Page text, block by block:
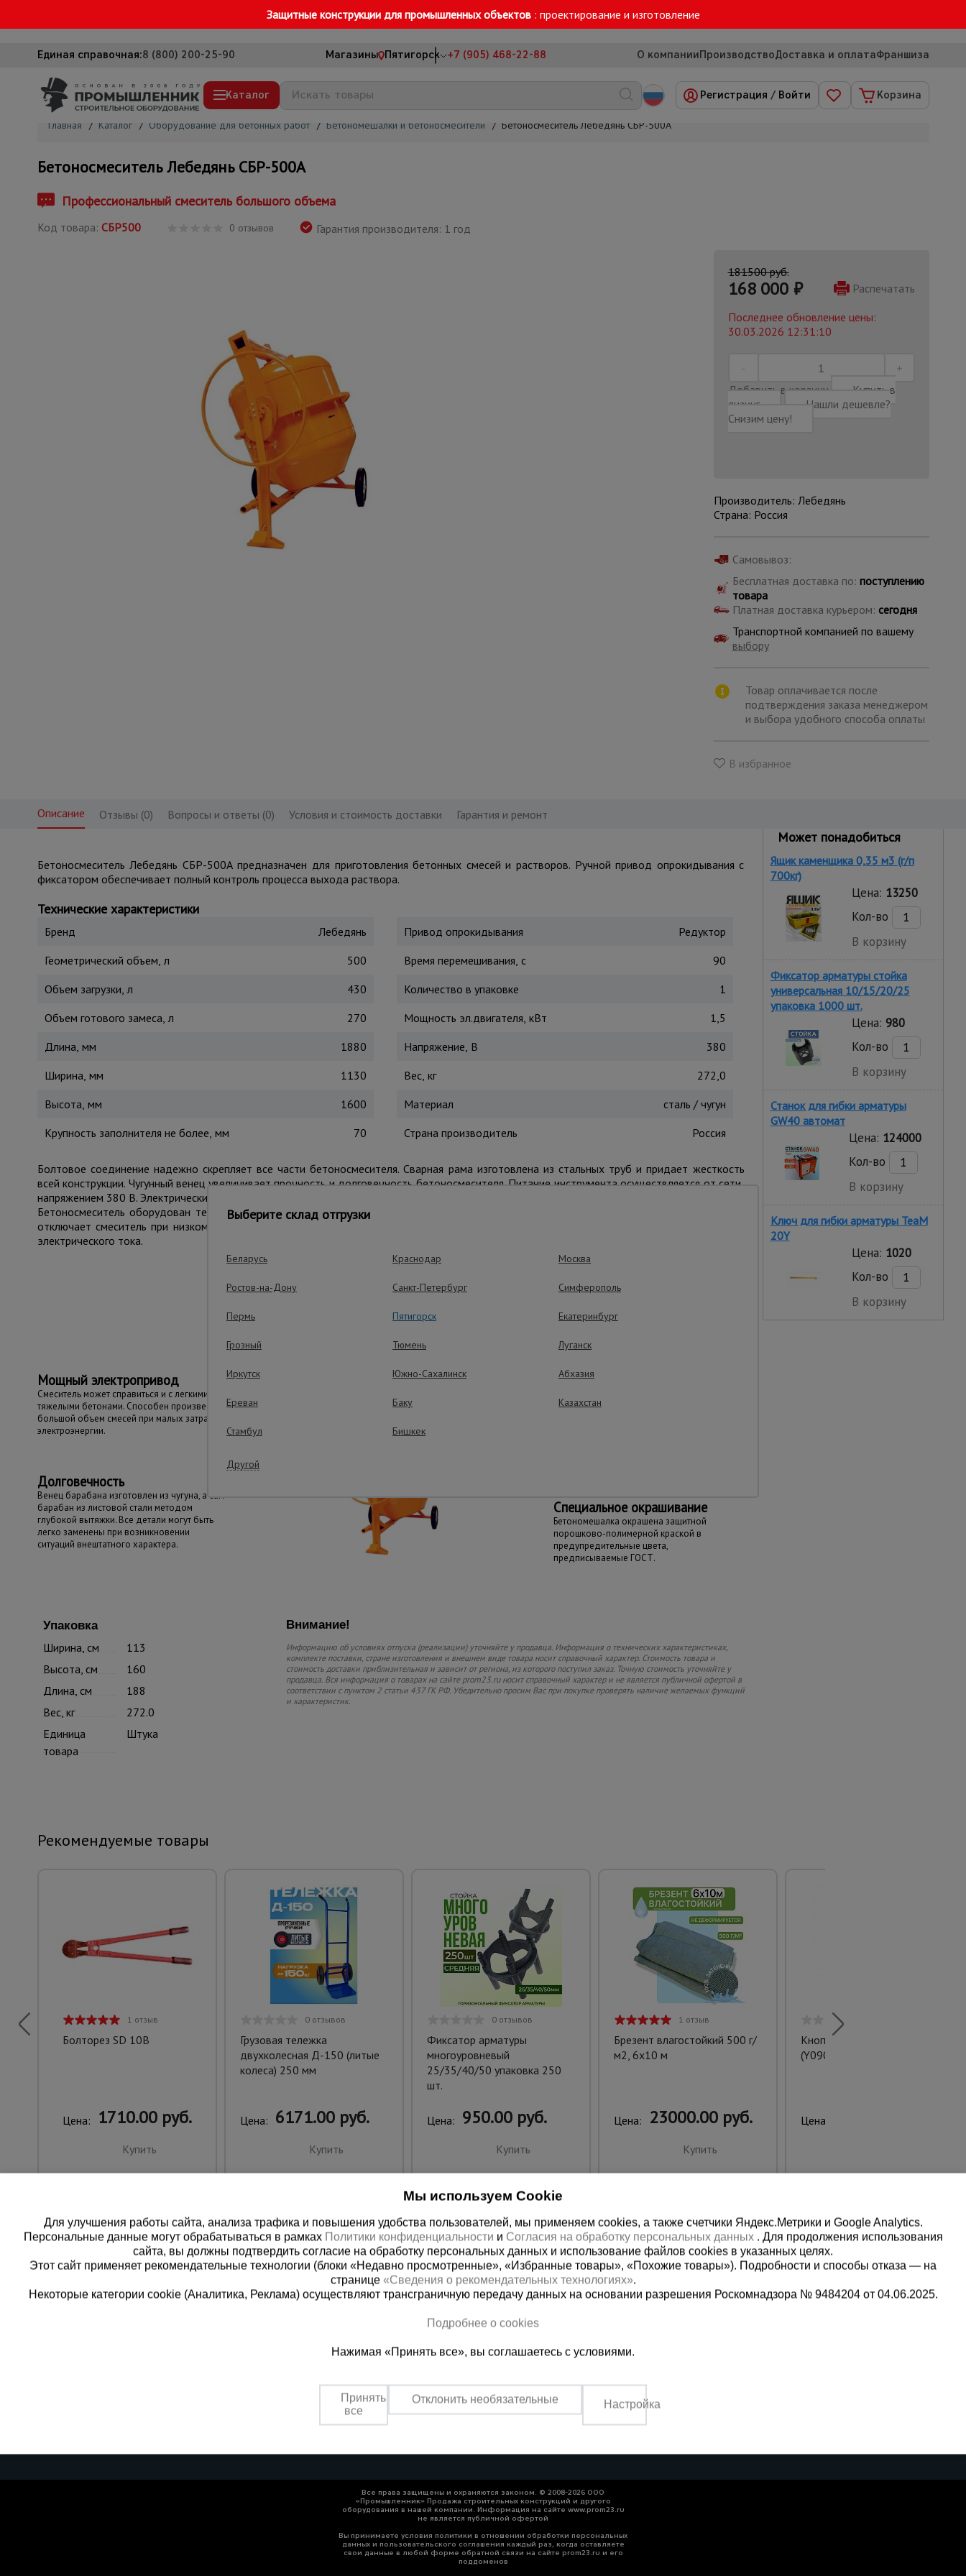
Защитные конструкции для промышленных объектов : проектирование и изготовление
Единая справочная:8 (800) 200-25-90 Магазины Пятигорск +7 (905) 468-22-88 О компанииПроизводствоДоставка и оплатаФраншиза
Каталог
Вышки-туры
Подмости строительные
Сетка, тенты, брезенты
Вибротехника для строительства
Оборудование для работы с арматурой
Оборудование для бетонных работ
Техника для склада
Тачки строительные и садовые
Лестницы и стремянки
Сварочные аппараты
всех
Регистрация / Войти Корзина
Главная / Каталог / Оборудование для бетонных работ / Бетономешалки и бетоносмесители / Бетоносмеситель Лебедянь СБР-500А
Бетоносмеситель Лебедянь СБР-500А
Профессиональный смеситель большого объема
Код товара: СБР500 0 отзывов Гарантия производителя: 1 год
181500 руб.
168 000 ₽
Распечатать
Последнее обновление цены:
30.03.2026 12:31:10
Добавить в корзину
Купить в
лизинг
Нашли дешевле?
Снизим цену!
Производитель: Лебедянь
Страна: Россия
Самовывоз:
Бесплатная доставка по: поступлению
товара
Платная доставка курьером: сегодня
Транспортной компанией по вашему
выбору
Товар оплачивается после
подтверждения заказа менеджером
и выбора удобного способа оплаты
В избранное
Описание Отзывы (0) Вопросы и ответы (0) Условия и стоимость доставки Гарантия и ремонт
Бетоносмеситель Лебедянь СБР-500А предназначен для приготовления бетонных смесей и растворов. Ручной привод опрокидывания с
фиксатором обеспечивает полный контроль процесса выхода раствора.
Технические характеристики
Бренд
Лебедянь
Геометрический объем, л
500
Объем загрузки, л
430
Объем готового замеса, л
270
Длина, мм
1880
Ширина, мм
1130
Высота, мм
1600
Крупность заполнителя не более, мм
70
Привод опрокидывания
Редуктор
Время перемешивания, с
90
Количество в упаковке
1
Мощность эл.двигателя, кВт
1,5
Напряжение, В
380
Вес, кг
272,0
Материал
сталь / чугун
Страна производитель
Россия
Болтовое соединение надежно скрепляет все части бетоносмесителя. Сварная рама изготовлена из стальных труб и придает жесткость
всей конструкции. Чугунный венец увеличивает прочность и долговечность бетоносмесителя. Питание инструмента осуществляется от сети,
напряжением 380 В. Электрический привод обеспечивает удобную и менее утомительную работу.
Бетоносмеситель оборудован термозащитой, отключающей его при резкой перегрузке и перегреве двигателя. Встроенный выключатель
отключает смеситель при низком напряжении и одновременно предотвращает самостоятельный запуск при последующей нормализации
электрического тока.
Мощный электропривод
Смеситель может справиться и с легкими, и с
тяжелыми бетонами. Способен произвести
большой объем смесей при малых затратах
электроэнергии.
Долговечность
Венец барабана изготовлен из чугуна, а сам
барабан из листовой стали методом
глубокой вытяжки. Все детали могут быть
легко заменены при возникновении
ситуаций внештатного характера.
Надежность и
Не требует специальных инструментов и
Специальное окрашивание
Бетономешалка окрашена защитной
порошково-полимерной краской в
предупредительные цвета,
предписываемые ГОСТ.
Упаковка
Ширина, см
113
Высота, см
160
Длина, см
188
Вес, кг
272.0
Единица
товара
Штука
Внимание!
Информацию об условиях отпуска (реализации) уточняйте у продавца. Информация о технических характеристиках,
комплекте поставки, стране изготовления и внешнем виде товара носит справочный характер. Стоимость товара и
стоимость доставки приблизительная и зависит от региона, из которого поступил заказ. Точную стоимость уточняйте у
продавца. Вся информация о товарах на сайте prom23.ru носит справочный характер и не является публичной офертой в
соответствии с пунктом 2 статьи 437 ГК РФ. Убедительно просим Вас при покупке проверять наличие желаемых функций
и характеристик.
Может понадобиться
Ящик каменщика 0,35 м3 (г/п
700кг)
Цена: 13250
Кол-во
В корзину
Фиксатор арматуры стойка
универсальная 10/15/20/25
упаковка 1000 шт.
Цена: 980
Кол-во
В корзину
Станок для гибки арматуры
GW40 автомат
Цена: 124000
Кол-во
В корзину
Ключ для гибки арматуры TeaM
20Y
Цена: 1020
Кол-во
В корзину
Рекомендуемые товары
1 отзыв
Болторез SD 10B
Цена: 1710.00 руб.
Купить
0 отзывов
Грузовая тележка
двухколесная Д-150 (литые
колеса) 250 мм
Цена: 6171.00 руб.
Купить
0 отзывов
Фиксатор арматуры
многоуровневый
25/35/40/50 упаковка 250
шт.
Цена: 950.00 руб.
Купить
1 отзыв
Брезент влагостойкий 500 г/
м2, 6х10 м
Цена: 23000.00 руб.
Купить
Кнопка управления LAY37
(Y090)
Цена:
8 (800) 200-25-90
бесплатно по России
Пятигорск
+7 (905) 468-22-88
Пн-Чт: с 9:00 до 18:00,
Пт: с 9:00 до 17:00,
Сб: с 9:00 до 13:00,
Все права защищены и охраняются законом. © 2008-2026 ООО
«Промышленник» Продажа строительных конструкций и другого
оборудования в нашей компании. Информация на сайте www.prom23.ru
не является публичной офертой
Вы принимаете условия политики в отношении обработки персональных
данных и пользовательского соглашения каждый раз, когда оставляете
свои данные в любой форме обратной связи на сайте prom23.ru и его
поддоменов
Выберите склад отгрузки
Беларусь Краснодар Москва
Ростов-на-Дону Санкт-Петербург Симферополь
Пермь Пятигорск Екатеринбург
Грозный Тюмень Луганск
Иркутск Южно-Сахалинск Абхазия
Ереван Баку Казахстан
Стамбул Бишкек
Другой
Мы используем Cookie
Для улучшения работы сайта, анализа трафика и повышения удобства пользователей, мы применяем cookies, а также счетчики Яндекс.Метрики и Google Analytics.
Персональные данные могут обрабатываться в рамках Политики конфиденциальности и Согласия на обработку персональных данных . Для продолжения использования
сайта, вы должны подтвердить согласие на обработку персональных данных и использование файлов cookies в указанных целях.
Этот сайт применяет рекомендательные технологии (блоки «Недавно просмотренные», «Избранные товары», «Похожие товары»). Подробности и способы отказа — на
странице «Сведения о рекомендательных технологиях».
Некоторые категории cookie (Аналитика, Реклама) осуществляют трансграничную передачу данных на основании разрешения Роскомнадзора № 9484204 от 04.06.2025.
Подробнее о cookies
Нажимая «Принять все», вы соглашаетесь с условиями.
Принять
все
Отклонить необязательные Настройка